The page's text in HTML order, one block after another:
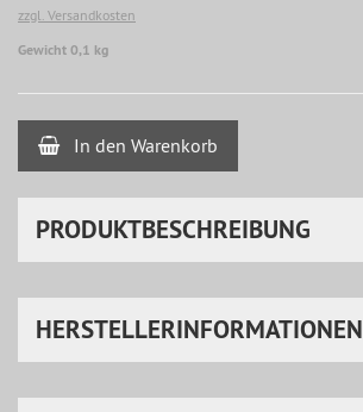
zzgl. Versandkosten
Gewicht 0,1 kg
In den Warenkorb
PRODUKTBESCHREIBUNG
HERSTELLERINFORMATIONEN